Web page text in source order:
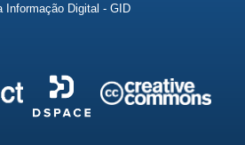
Informação Digital - GID